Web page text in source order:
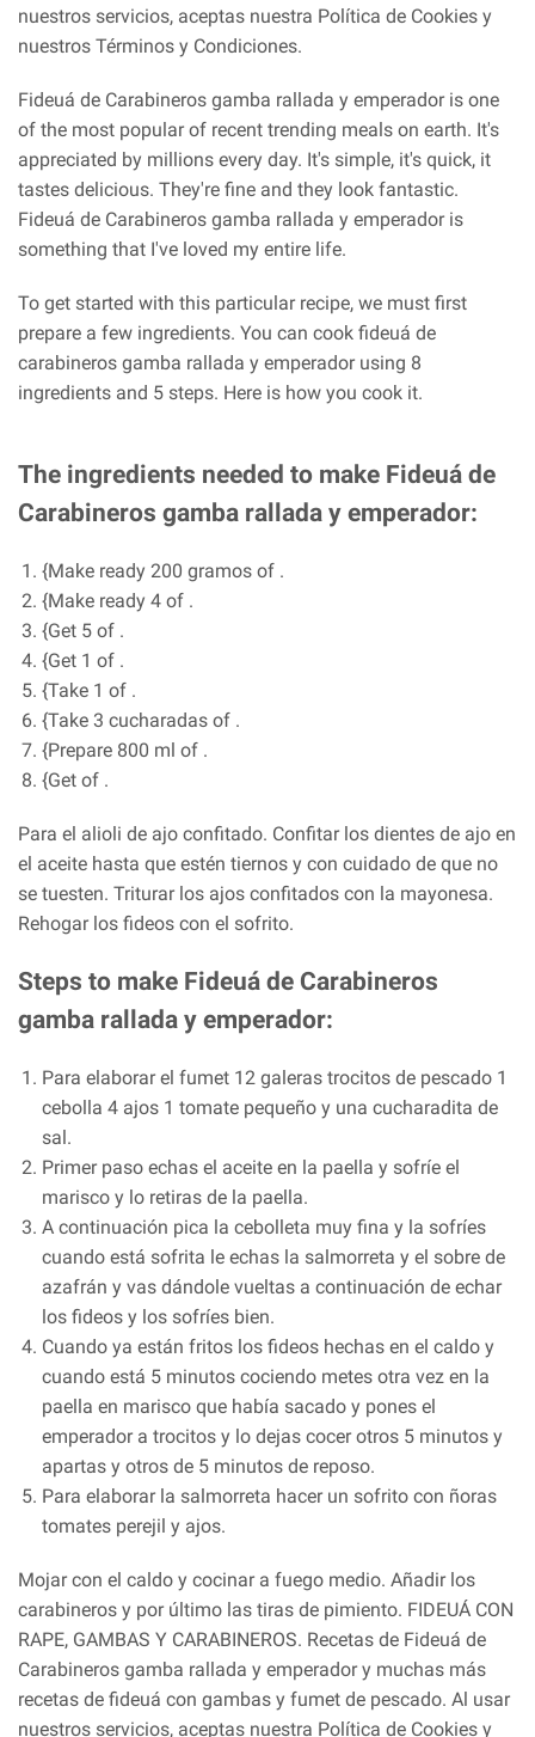
nuestros servicios, aceptas nuestra Política de Cookies y
nuestros Términos y Condiciones.
Fideuá de Carabineros gamba rallada y emperador is one
of the most popular of recent trending meals on earth. It's
appreciated by millions every day. It's simple, it's quick, it
tastes delicious. They're fine and they look fantastic.
Fideuá de Carabineros gamba rallada y emperador is
something that I've loved my entire life.
To get started with this particular recipe, we must first
prepare a few ingredients. You can cook fideuá de
carabineros gamba rallada y emperador using 8
ingredients and 5 steps. Here is how you cook it.
The ingredients needed to make Fideuá de
Carabineros gamba rallada y emperador:
{Make ready 200 gramos of .
{Make ready 4 of .
{Get 5 of .
{Get 1 of .
{Take 1 of .
{Take 3 cucharadas of .
{Prepare 800 ml of .
{Get of .
Para el alioli de ajo confitado. Confitar los dientes de ajo en
el aceite hasta que estén tiernos y con cuidado de que no
se tuesten. Triturar los ajos confitados con la mayonesa.
Rehogar los fideos con el sofrito.
Steps to make Fideuá de Carabineros
gamba rallada y emperador:
Para elaborar el fumet 12 galeras trocitos de pescado 1
cebolla 4 ajos 1 tomate pequeño y una cucharadita de
sal.
Primer paso echas el aceite en la paella y sofríe el
marisco y lo retiras de la paella.
A continuación pica la cebolleta muy fina y la sofríes
cuando está sofrita le echas la salmorreta y el sobre de
azafrán y vas dándole vueltas a continuación de echar
los fideos y los sofríes bien.
Cuando ya están fritos los fideos hechas en el caldo y
cuando está 5 minutos cociendo metes otra vez en la
paella en marisco que había sacado y pones el
emperador a trocitos y lo dejas cocer otros 5 minutos y
apartas y otros de 5 minutos de reposo.
Para elaborar la salmorreta hacer un sofrito con ñoras
tomates perejil y ajos.
Mojar con el caldo y cocinar a fuego medio. Añadir los
carabineros y por último las tiras de pimiento. FIDEUÁ CON
RAPE, GAMBAS Y CARABINEROS. Recetas de Fideuá de
Carabineros gamba rallada y emperador y muchas más
recetas de fideuá con gambas y fumet de pescado. Al usar
nuestros servicios, aceptas nuestra Política de Cookies y